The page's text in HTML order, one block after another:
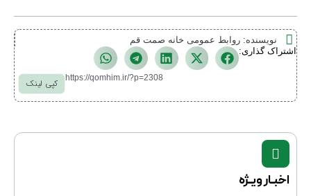
نویسنده: روابط عمومی خانه صمت قم
اشتراک گذاری:
کپی لینک https://qomhim.ir/?p=2308
اخبـار ویـژه